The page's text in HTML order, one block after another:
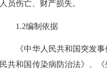
人员伤亡、财产损失。
1.2编制依据
《中华人民共和国突发事件
民共和国传染病防治法》、